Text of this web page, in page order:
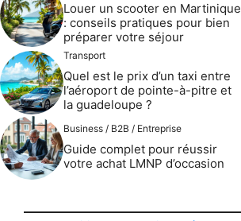
Louer un scooter en Martinique
: conseils pratiques pour bien
préparer votre séjour
Transport
Quel est le prix d’un taxi entre
l’aéroport de pointe-à-pitre et
la guadeloupe ?
Business / B2B / Entreprise
Guide complet pour réussir
votre achat LMNP d’occasion